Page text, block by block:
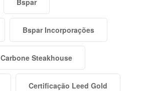
Bspar Incorporações
Carbone Steakhouse
Certificação Leed Gold